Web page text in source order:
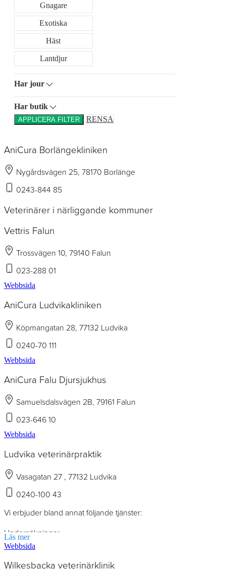
Gnagare
Exotiska
Häst
Lantdjur
Har jour
Har butik
APPLICERA FILTER RENSA
AniCura Borlängekliniken
Nygårdsvägen 25, 78170 Borlänge
0243-844 85
Veterinärer i närliggande kommuner
Vettris Falun
Trossvägen 10, 79140 Falun
023-288 01
Webbsida
AniCura Ludvikakliniken
Köpmangatan 28, 77132 Ludvika
0240-70 111
Webbsida
AniCura Falu Djursjukhus
Samuelsdalsvägen 2B, 79161 Falun
023-646 10
Webbsida
Ludvika veterinärpraktik
Vasagatan 27 , 77132 Ludvika
0240-100 43
Vi erbjuder bland annat följande tjänster:
Undersökningar
Vaccinationer
Operationer
Tandstenstagning
Läs mer
Webbsida
Wilkesbacka veterinärklinik